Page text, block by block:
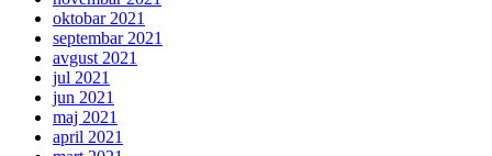
oktobar 2021
septembar 2021
avgust 2021
jul 2021
jun 2021
maj 2021
april 2021